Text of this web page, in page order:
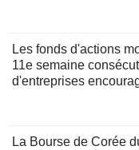
Les fonds d'actions
11e semaine
d'entreprises
La Bourse de Corée